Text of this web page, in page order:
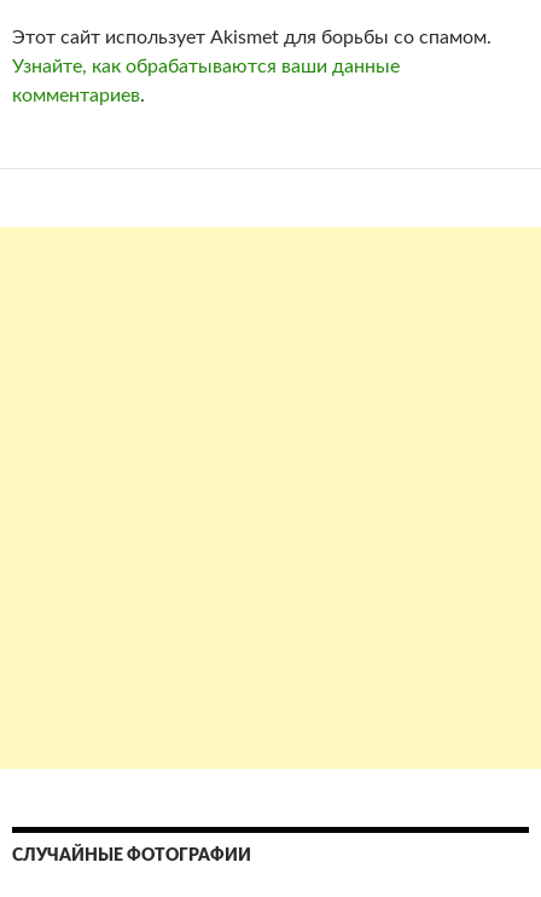
Этот сайт использует Akismet для борьбы со спамом.
Узнайте, как обрабатываются ваши данные
комментариев.
СЛУЧАЙНЫЕ ФОТОГРАФИИ